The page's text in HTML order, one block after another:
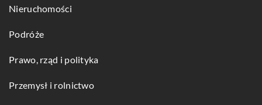
Nieruchomości
Podróże
Prawo, rząd i polityka
Przemysł i rolnictwo